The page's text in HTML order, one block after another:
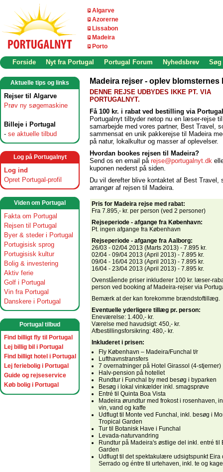
Algarve
Azorerne
Lissabon
Madeira
Porto
Forside Nyt fra Portugal Portugal Forum Nyhedsbrev Søg
Aktuelle tips og links
Rejser til Algarve
Prøv ny søgemaskine
Billeje i Portugal
- se aktuelle tilbud
Log på Portugalnyt
Log ind
Opret Portugal-profil
Viden om Portugal
Fakta om Portugal
Rejsen til Portugal
Byer & steder i Portugal
Portugisisk sprog
Portugisisk kultur
Bolig & investering
Aktiv ferie
Golf i Portugal
Vin fra Portugal
Danskere i Portugal
Portugal tilbud
Find billigt fly til Portugal
Lej billig bil i Portugal
Find billigt hotel i Portugal
Lej feriebolig i Portugal
Guide og rejseservice
Køb bolig i Portugal
Madeira rejser - oplev blomsternes
DENNE REJSE UDBYDES IKKE PT. VIA
PORTUGALNYT.
Få 100 kr. i rabat ved bestilling via
Portugalnyt tilbyder netop nu en læser-rejse
samarbejde med vores partner, Best Travel,
sammensat en unik pakkerejse til Madeira
på natur, lokalkultur og masser af oplevelser.
Hvordan bookes rejsen til Madeira?
Send os en email på rejse@portugalnyt.dk
kuponen nederst på siden.
Du vil derefter blive kontaktet af Best Travel,
arrangør af rejsen til Madeira.
Pris for Madeira rejse med rabat:
Fra 7.895,- kr. per person (ved 2 personer)
Rejseperiode - afgange fra København:
Pt. ingen afgange fra København
Rejseperiode - afgange fra Aalborg:
26/03 - 02/04 2013 (Marts 2013) - 7.895 kr.
02/04 - 09/04 2013 (April 2013) - 7.895 kr.
09/04 - 16/04 2013 (April 2013) - 7.895 kr.
16/04 - 23/04 2013 (April 2013) - 7.895 kr.
Ovenstående priser inkluderer 100 kr. læser-
person ved booking af Madeira-rejser via
Bemærk at der kan forekomme brændstoftillæg.
Eventuelle yderligere tillæg pr. person:
Eneværelse: 1.400,- kr.
Værelse med havudsigt: 450,- kr.
Afbestillingsforsikring: 480,- kr.
Inkluderet i prisen:
Fly København – Madeira/Funchal t/r
Lufthavnstransfers
7 overnatninger på Hotel Girassol (4-stjerner)
Halv-pension på hotellet
Rundtur i Funchal by med besøg i byparken
Besøg i lokal vinkælder inkl. smagsprøve
Entré til Quinta Boa Vista
Madeira ørundtur med frokost i rosenhaven,
vin, vand og kaffe
Udflugt til Monte ved Funchal, inkl. besøg i
Tropical Garden
Tur til Botanisk Have i Funchal
Levada-naturvandring
Rundtur på Madeira's østlige del inkl. entré til
Garden
Udflugt til det spektakulære udsigtspunkt Eira
Serrado og éntre til urtehaven, inkl. te og kage